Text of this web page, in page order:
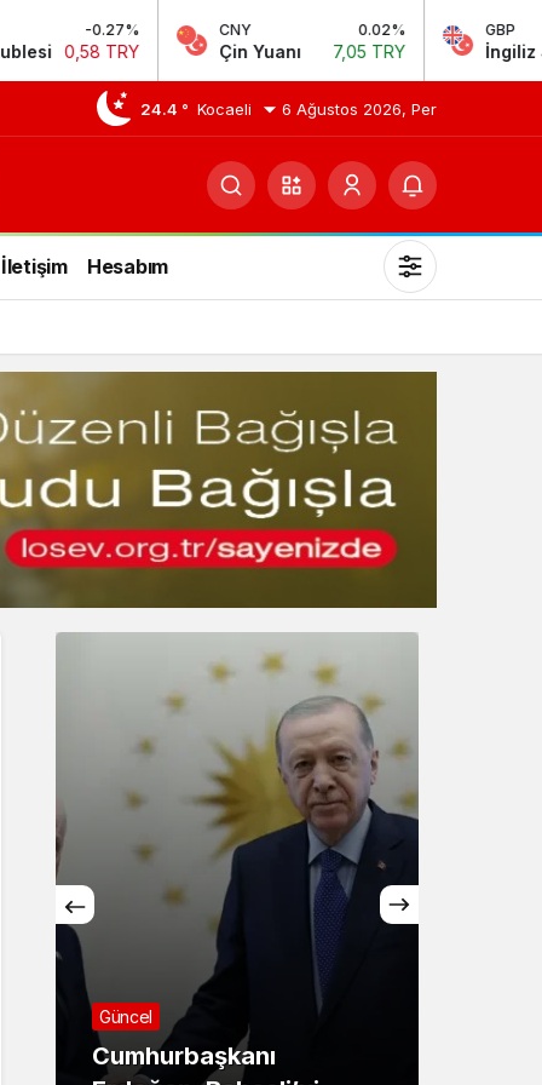
0.02%
Çin Yuanı 7,05 TRY
0.14%
İngiliz Sterlini 64,23 TRY
24.4 ° Kocaeli 6 Ağustos 2026, Per
İletişim Hesabım
Mod
değiştir
Gündüz modunu seçin.
Gece Modu
Sistem Modu
Sistem modunu seçin.
Asayiş
71 ilde dev narkotik